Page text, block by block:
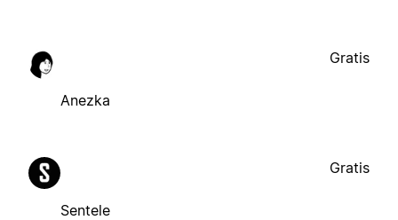
Anezka
Gratis
Sentele
Gratis